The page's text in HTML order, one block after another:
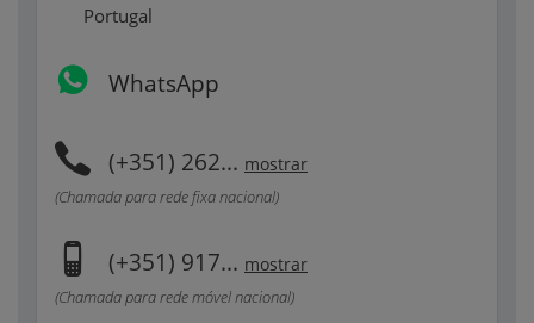
Portugal
WhatsApp
(+351) 262... mostrar
(Chamada para rede fixa nacional)
(+351) 917... mostrar
(Chamada para rede móvel nacional)